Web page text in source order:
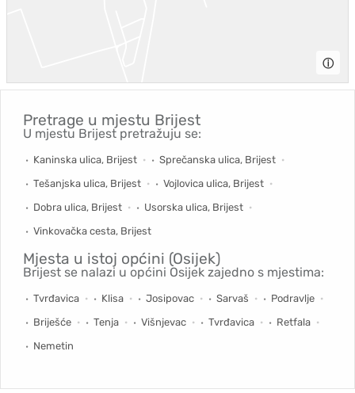
ⓘ
Pretrage u mjestu Brijest
U mjestu Brijest pretražuju se:
Kaninska ulica, Brijest
Sprečanska ulica, Brijest
Tešanjska ulica, Brijest
Vojlovica ulica, Brijest
Dobra ulica, Brijest
Usorska ulica, Brijest
Vinkovačka cesta, Brijest
Mjesta u istoj općini (Osijek)
Brijest se nalazi u općini Osijek zajedno s mjestima:
Tvrđavica Klisa Josipovac Sarvaš
Podravlje
Briješće
Tenja Višnjevac Tvrđavica
Retfala
Nemetin